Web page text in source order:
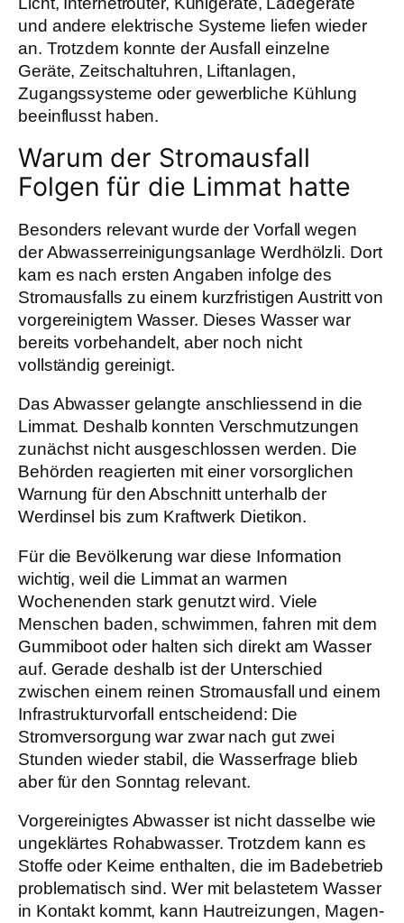
und andere elektrische Systeme liefen wieder
an. Trotzdem konnte der Ausfall einzelne
Geräte, Zeitschaltuhren, Liftanlagen,
Zugangssysteme oder gewerbliche Kühlung
beeinflusst haben.
Warum der Stromausfall
Folgen für die Limmat hatte
Besonders relevant wurde der Vorfall wegen
der Abwasserreinigungsanlage Werdhölzli. Dort
kam es nach ersten Angaben infolge des
Stromausfalls zu einem kurzfristigen Austritt von
vorgereinigtem Wasser. Dieses Wasser war
bereits vorbehandelt, aber noch nicht
vollständig gereinigt.
Das Abwasser gelangte anschliessend in die
Limmat. Deshalb konnten Verschmutzungen
zunächst nicht ausgeschlossen werden. Die
Behörden reagierten mit einer vorsorglichen
Warnung für den Abschnitt unterhalb der
Werdinsel bis zum Kraftwerk Dietikon.
Für die Bevölkerung war diese Information
wichtig, weil die Limmat an warmen
Wochenenden stark genutzt wird. Viele
Menschen baden, schwimmen, fahren mit dem
Gummiboot oder halten sich direkt am Wasser
auf. Gerade deshalb ist der Unterschied
zwischen einem reinen Stromausfall und einem
Infrastrukturvorfall entscheidend: Die
Stromversorgung war zwar nach gut zwei
Stunden wieder stabil, die Wasserfrage blieb
aber für den Sonntag relevant.
Vorgereinigtes Abwasser ist nicht dasselbe wie
ungeklärtes Rohabwasser. Trotzdem kann es
Stoffe oder Keime enthalten, die im Badebetrieb
problematisch sind. Wer mit belastetem Wasser
in Kontakt kommt, kann Hautreizungen, Magen-